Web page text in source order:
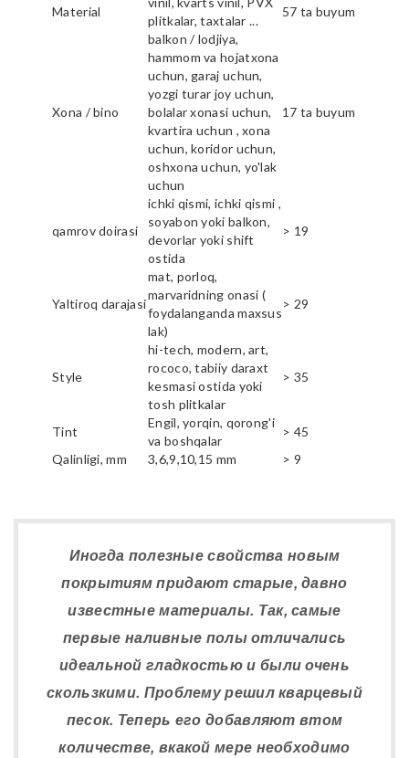
Material
plitkalar, taxtalar ...
57 ta buyum
Xona / bino
balkon / lodjiya,
hammom va hojatxona
uchun, garaj uchun,
yozgi turar joy uchun,
bolalar xonasi uchun,
kvartira uchun , xona
uchun, koridor uchun,
oshxona uchun, yo'lak
uchun
17 ta buyum
qamrov doirasi
ichki qismi, ichki qismi ,
soyabon yoki balkon,
devorlar yoki shift
ostida
> 19
Yaltiroq darajasi
mat, porloq,
marvaridning onasi (
foydalanganda maxsus
lak)
> 29
Style
hi-tech, modern, art,
rococo, tabiiy daraxt
kesmasi ostida yoki
tosh plitkalar
> 35
Tint
Engil, yorqin, qorong'i
va boshqalar
> 45
Qalinligi, mm
3,6,9,10,15 mm > 9
Иногда полезные свойства новым
покрытиям придают старые, давно
известные материалы. Так, самые
первые наливные полы отличались
идеальной гладкостью и были очень
скользкими. Проблему решил кварцевый
песок. Теперь его добавляют втом
количестве, вкакой мере необходимо